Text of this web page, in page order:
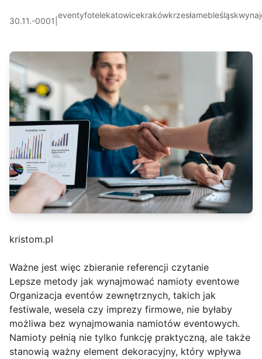
30.11.-0001
eventyfotelekatowicekrakówkrzesłamebleśląsk
kristom.pl
Ważne jest więc zbieranie referencji czytanie
Lepsze metody jak wynajmować namioty eventowe
Organizacja eventów zewnętrznych, takich jak
festiwale, wesela czy imprezy firmowe, nie byłaby
możliwa bez wynajmowania namiotów eventowych.
Namioty pełnią nie tylko funkcję praktyczną, ale także
stanowią ważny element dekoracyjny, który wpływa